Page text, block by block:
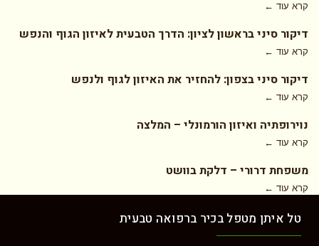
קרא עוד ←
דיקור סיני בראשון לציון: הדרך הטבעית לאיזון הגוף והנפש
קרא עוד ←
דיקור סיני בצפון: להחזיר את האיזון לגוף ולנפש
קרא עוד ←
נוירופתיה ואיזון הורמונלי – המלצה
קרא עוד ←
משפחת דרורי – דלקת בוושט
קרא עוד ←
טל איתן מטפל בכיר ברפואה טבעית